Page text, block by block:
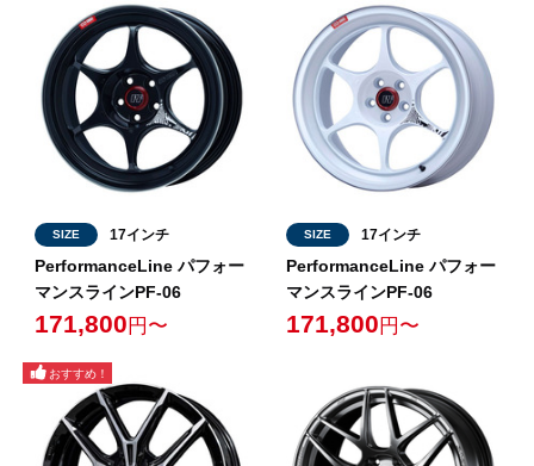
SIZE 17インチ
PerformanceLine パフォー
マンスラインPF-06
171,800 円〜
SIZE 17インチ
PerformanceLine パフォー
マンスラインPF-06
171,800 円〜